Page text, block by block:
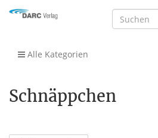
Alle Kategorien
Schnäppchen